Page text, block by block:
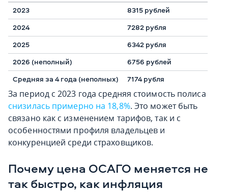
2023
8315 рублей
2024
7282 рубля
2025
6342 рубля
2026 (неполный)
6756 рублей
Средняя за 4 года (неполных)
7174 рубля
За период с 2023 года средняя стоимость полиса
снизилась примерно на 18,8%. Это может быть
связано как с изменением тарифов, так и с
особенностями профиля владельцев и
конкуренцией среди страховщиков.
Почему цена ОСАГО меняется не
так быстро, как инфляция